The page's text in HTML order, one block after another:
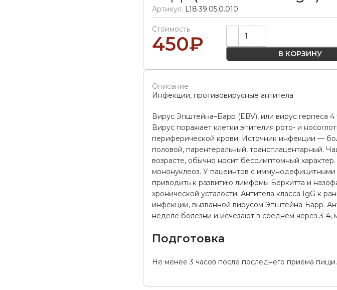
Артикул: L18.39.05.0.010
Стоимость
450₽ В КОРЗИНУ
Alternative:
Описание
Инфекции, противовирусные антитела
Вирус Эпштейна–Барр (EBV), или вирус герпеса
Вирус поражает клетки эпителия рото- и
периферической крови. Источник инфекции —
половой, парентеральный, трансплацентарный.
возрасте, обычно носит бессимптомный
мононуклеоз. У пацеинтов с
приводить к развитию лимфомы Беркитта и
хронической усталости. Антитела класса IgG к
инфекции, вызванной вирусом Эпштейна-Барр.
неделе болезни и исчезают в среднем через 3-4,
Подготовка
Не менее 3 часов после последнего приема